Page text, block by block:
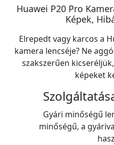
Huawei P20 Pro
Képek,
Elrepedt vagy karcos a
kamera lencséje? Ne
szakszerűen
képeket
Gyári minőségű
minőségű, a